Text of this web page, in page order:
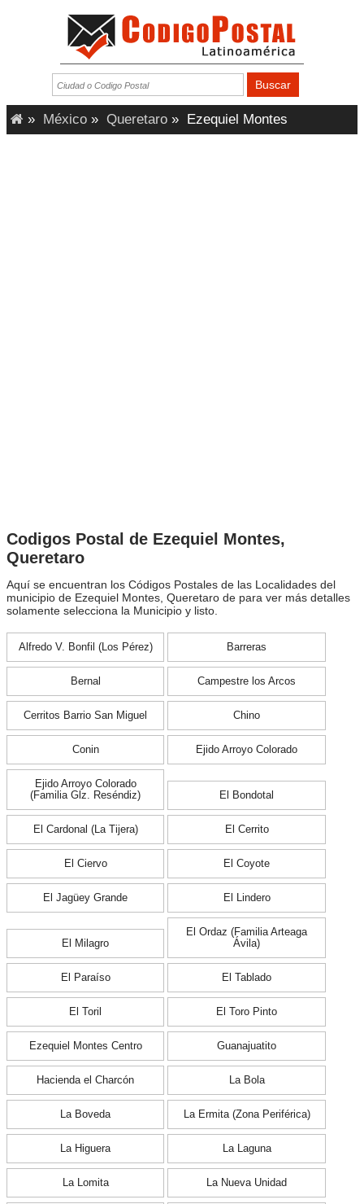
» México » Queretaro » Ezequiel Montes
Codigos Postal de Ezequiel Montes,
Queretaro
Aquí se encuentran los Códigos Postales de las Localidades del
municipio de Ezequiel Montes, Queretaro de para ver más detalles
solamente selecciona la Municipio y listo.
Alfredo V. Bonfil (Los Pérez) Barreras
Bernal Campestre los Arcos
Cerritos Barrio San Miguel Chino
Conin Ejido Arroyo Colorado
Ejido Arroyo Colorado
(Familia Glz. Reséndiz)
El Bondotal
El Cardonal (La Tijera) El Cerrito
El Ciervo El Coyote
El Jagüey Grande El Lindero
El Milagro
El Ordaz (Familia Arteaga
Ávila)
El Paraíso El Tablado
El Toril El Toro Pinto
Ezequiel Montes Centro Guanajuatito
Hacienda el Charcón La Bola
La Boveda La Ermita (Zona Periférica)
La Higuera La Laguna
La Lomita La Nueva Unidad